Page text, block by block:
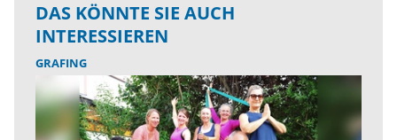
DAS KÖNNTE SIE AUCH
INTERESSIEREN
GRAFING